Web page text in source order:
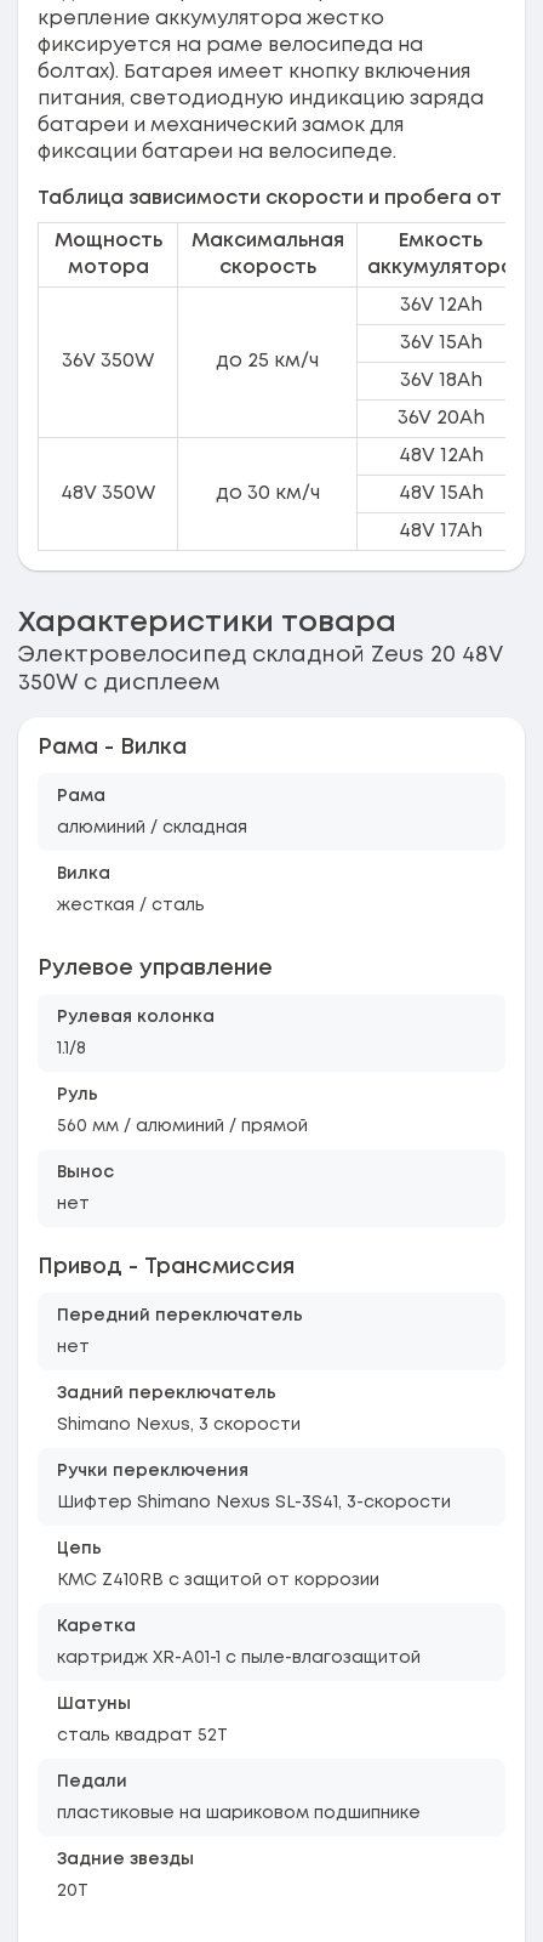
крепление аккумулятора жестко
фиксируется на раме велосипеда на
болтах). Батарея имеет кнопку включения
питания, светодиодную индикацию заряда
батареи и механический замок для
фиксации батареи на велосипеде.
Таблица зависимости скорости и пробега от
Мощность
мотора
Максимальная
скорость
Емкость
аккумулятора
36V 350W до 25 км/ч
36V 12Ah
36V 15Ah
36V 18Ah
36V 20Ah
48V 350W до 30 км/ч
48V 12Ah
48V 15Ah
48V 17Ah
Характеристики товара
Электровелосипед складной Zeus 20 48V
350W с дисплеем
Рама - Вилка
Рама
алюминий / складная
Вилка
жесткая / сталь
Рулевое управление
Рулевая колонка
1.1/8
Руль
560 мм / алюминий / прямой
Вынос
нет
Привод - Трансмиссия
Передний переключатель
нет
Задний переключатель
Shimano Nexus, 3 скорости
Ручки переключения
Шифтер Shimano Nexus SL-3S41, 3-скорости
Цепь
KMC Z410RB с защитой от коррозии
Каретка
картридж XR-A01-1 с пыле-влагозащитой
Шатуны
сталь квадрат 52Т
Педали
пластиковые на шариковом подшипнике
Задние звезды
20T